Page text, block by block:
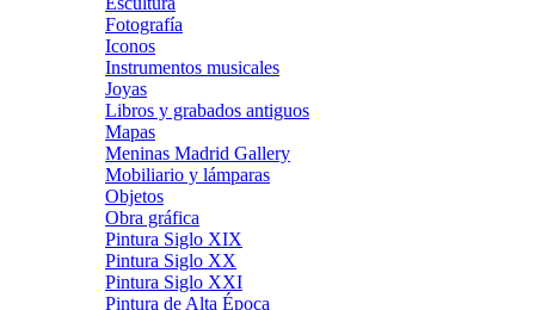
Fotografía
Iconos
Instrumentos musicales
Joyas
Libros y grabados antiguos
Mapas
Meninas Madrid Gallery
Mobiliario y lámparas
Objetos
Obra gráfica
Pintura Siglo XIX
Pintura Siglo XX
Pintura Siglo XXI
Pintura de Alta Época